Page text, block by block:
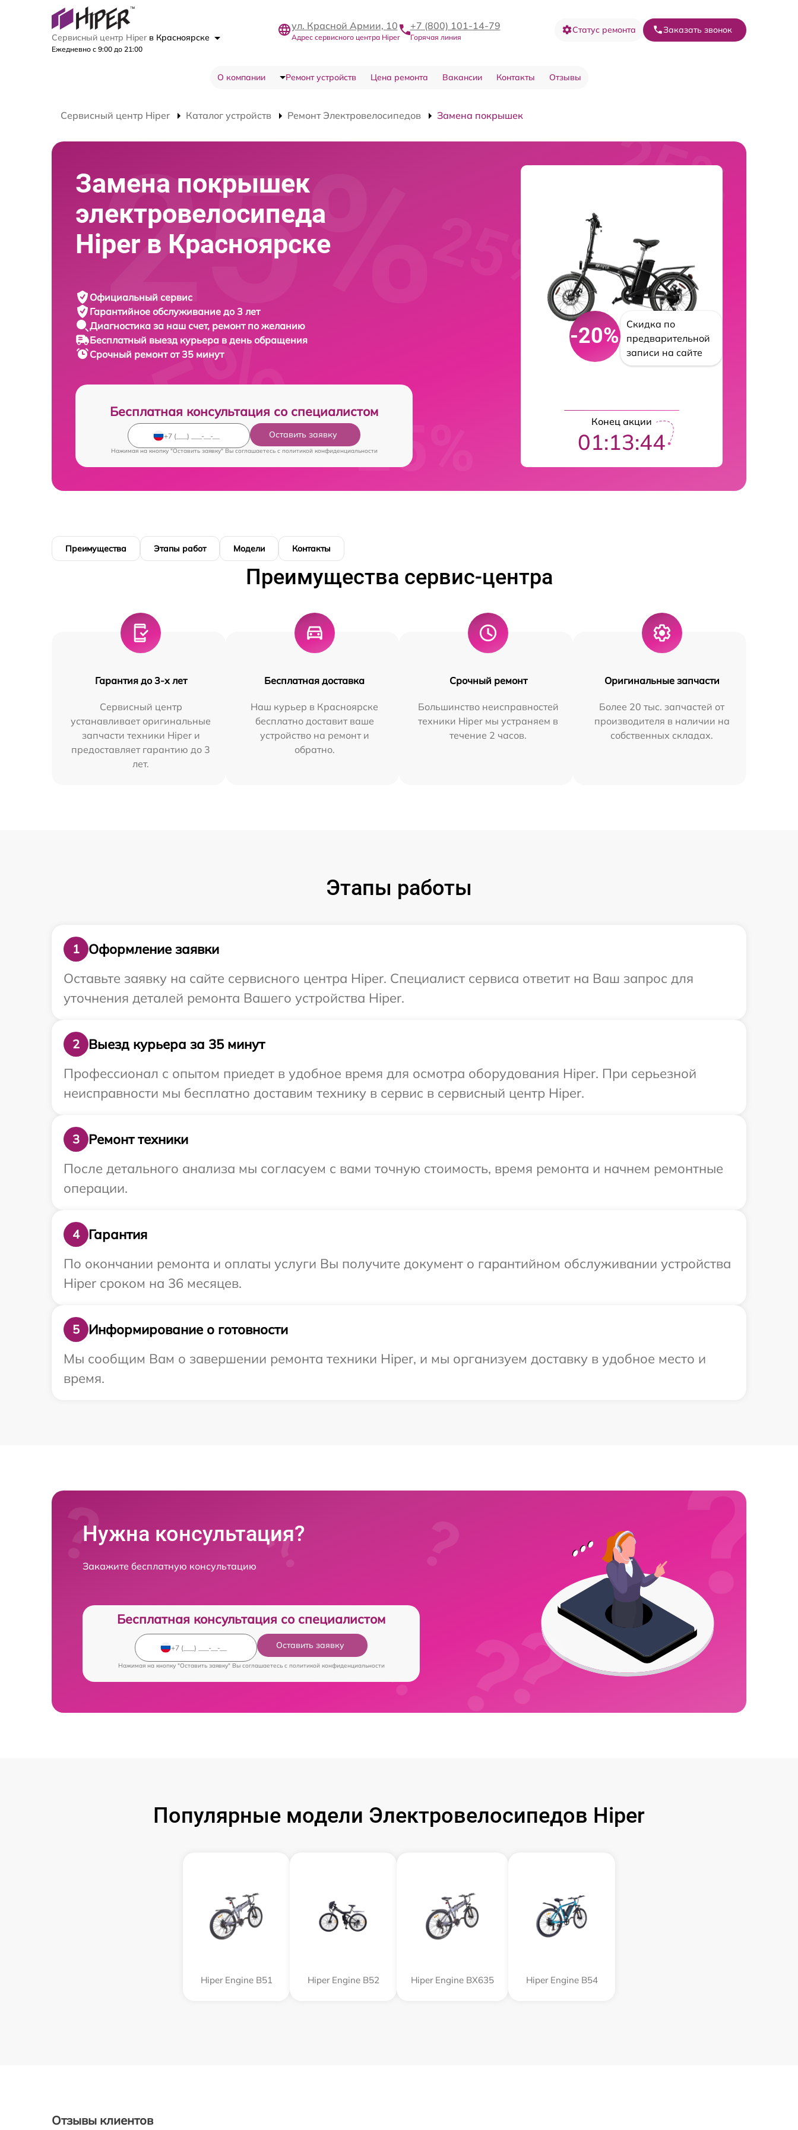
Сервисный центр Hiper в Красноярске
Ежедневно с 9:00 до 21:00
ул. Красной Армии, 10
Адрес сервисного центра Hiper
+7 (800) 101-14-79
Горячая линия
Статус ремонта Заказать звонок
О компании Ремонт устройств Цена ремонта Вакансии Контакты Отзывы
Сервисный центр Hiper Каталог устройств Ремонт Электровелосипедов Замена покрышек
Замена покрышек
электровелосипеда
Hiper в Красноярске
Официальный сервис
Гарантийное обслуживание до 3 лет
Диагностика за наш счет, ремонт по желанию
Бесплатный выезд курьера в день обращения
Срочный ремонтот 35 минут
Бесплатная консультация со специалистом
Оставить заявку
Нажимая на кнопку "Оставить заявку" Вы соглашаетесь c политикой конфиденциальности
-20%
Скидка по
предварительной
записи на сайте
Конец акции
01:13:41
Преимущества Этапы работ Модели Контакты
Преимущества сервис-центра
Гарантия до 3-х лет
Сервисный центр
устанавливает оригинальные
запчасти техники Hiper и
предоставляет гарантию до 3
лет.
Бесплатная доставка
Наш курьер в Красноярске
бесплатно доставит ваше
устройство на ремонт и
обратно.
Срочный ремонт
Большинство неисправностей
техники Hiper мы устраняем в
течение 2 часов.
Оригинальные запчасти
Более 20 тыс. запчастей от
производителя в наличии на
собственных складах.
Этапы работы
1
Оформление заявки
Оставьте заявку на сайте сервисного центра Hiper. Специалист сервиса ответит на Ваш запрос для
уточнения деталей ремонта Вашего устройства Hiper.
2
Выезд курьера за 35 минут
Профессионал с опытом приедет в удобное время для осмотра оборудования Hiper. При серьезной
неисправности мы бесплатно доставим технику в сервис в сервисный центр Hiper.
3
Ремонт техники
После детального анализа мы согласуем с вами точную стоимость, время ремонта и начнем ремонтные
операции.
4
Гарантия
По окончании ремонта и оплаты услуги Вы получите документ о гарантийном обслуживании устройства
Hiper сроком на 36 месяцев.
5
Информирование о готовности
Мы сообщим Вам о завершении ремонта техники Hiper, и мы организуем доставку в удобное место и
время.
Нужна консультация?
Закажите бесплатную консультацию
Бесплатная консультация со специалистом
Оставить заявку
Нажимая на кнопку "Оставить заявку" Вы соглашаетесь c политикой конфиденциальности
Популярные модели Электровелосипедов Hiper
Hiper Engine B51 Hiper Engine B52 Hiper Engine BX635 Hiper Engine B54
Отзывы клиентов